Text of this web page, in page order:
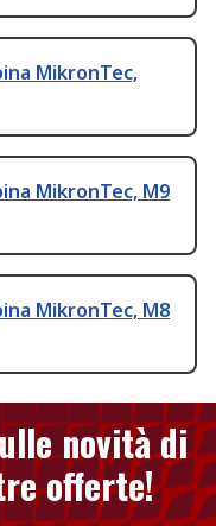
MikronTec,
MikronTec, M9
MikronTec, M8
novità di
offerte!